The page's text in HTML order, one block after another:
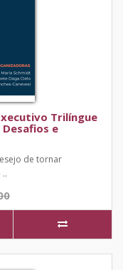
Trilíngue
e
de tornar